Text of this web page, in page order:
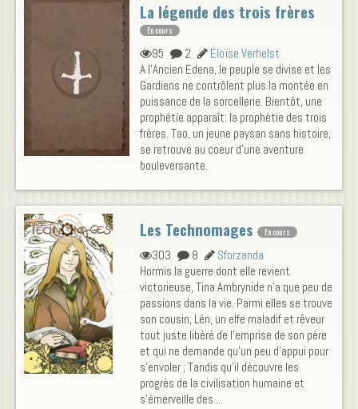
La légende des trois frères
En cours
95 2
Éloïse Verhelst
A l'Ancien Edena, le peuple se divise et les
Gardiens ne contrôlent plus la montée en
puissance de la sorcellerie. Bientôt, une
prophétie apparaît: la prophétie des trois
frères. Tao, un jeune paysan sans histoire,
se retrouve au coeur d'une aventure
bouleversante.
Les Technomages En cours
303 8
Sforzanda
Hormis la guerre dont elle revient
victorieuse, Tina Ambrynide n'a que peu de
passions dans la vie. Parmi elles se trouve
son cousin, Lén, un elfe maladif et rêveur
tout juste libéré de l'emprise de son père
et qui ne demande qu'un peu d'appui pour
s'envoler ; Tandis qu'il découvre les
progrès de la civilisation humaine et
s'émerveille des ...